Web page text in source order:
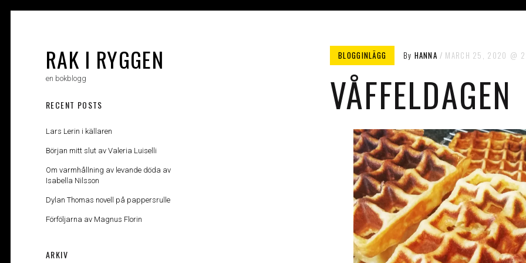
RAK I RYGGEN
en bokblogg
BLOGGINLÄGG By HANNA MARCH 25, 2020
VÅFFELDAGEN
RECENT POSTS
Lars Lerin i källaren
Början mitt slut av Valeria Luiselli
Om varmhållning av levande döda av
Isabella Nilsson
Dylan Thomas novell på pappersrulle
Förföljarna av Magnus Florin
ARKIV